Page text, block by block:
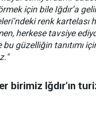
için bile Iğdır’a
renk kartelası
herkese tavsiye
güzelliğin tanıtımı
birimiz Iğdır’ın